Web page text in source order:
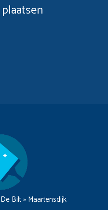
De Bilt» Maartensdijk